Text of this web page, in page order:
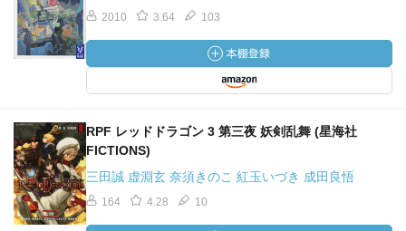
2010 3.64 103
RPF レッドドラゴン 3 第三夜 妖剣乱舞 (星海社
FICTIONS)
三田誠 虚淵玄 奈須きのこ 紅玉いづき 成田良悟
164 4.28 10